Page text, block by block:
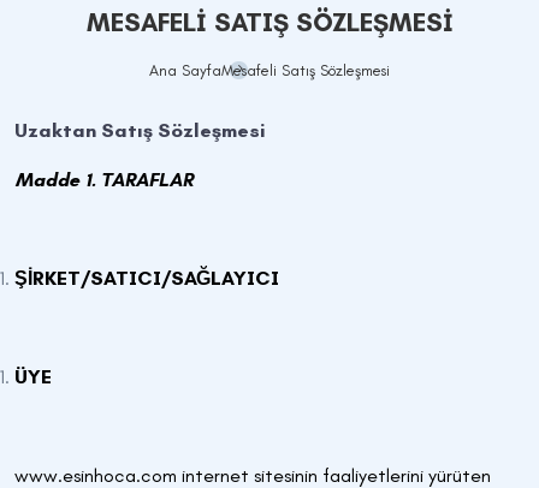
MESAFELI SATIŞ SÖZLEŞMESI
Ana SayfaMesafeli Satış Sözleşmesi
Uzaktan Satış Sözleşmesi
Madde 1. TARAFLAR
ŞİRKET/SATICI/SAĞLAYICI
ÜYE
www.esinhoca.com internet sitesinin faaliyetlerini yürüten